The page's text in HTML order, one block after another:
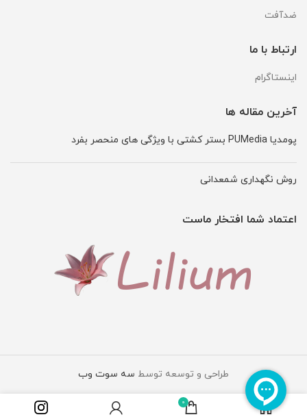
ضدآفت
ارتباط با ما
اینستاگرام
آخرین مقاله ها
پومدیا PUMedia بستر کشتی با ویژگی های منحصر بفرد
روش نگهداری شمعدانی
اعتماد شما افتخار ماست
طراحی و توسعه توسط سه سوت وب
0